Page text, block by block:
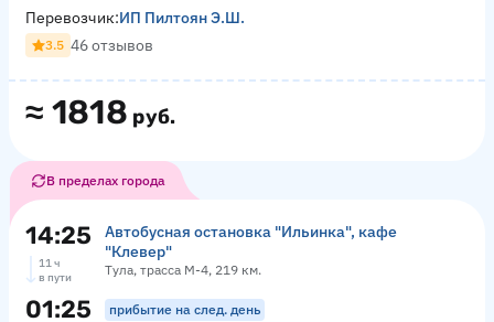
≈ 1818 руб.
Перевозчик:ИП Пилтоян Э.Ш.
3.5 46 отзывов
В пределах города
14:25
Автобусная остановка "Ильинка", кафе
"Клевер"
Тула, трасса М-4, 219 км.
11 ч
в пути
01:25 прибытие на след. день